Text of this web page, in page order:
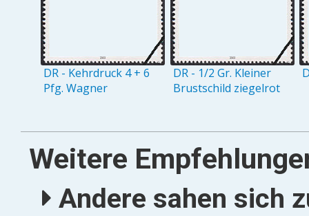
DR - Kehrdruck 4 + 6
Pfg. Wagner
DR - 1/2 Gr. Kleiner
Brustschild ziegelrot
Weitere
Andere sahen sich